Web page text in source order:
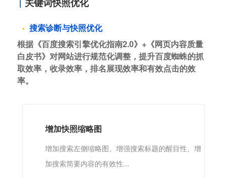
关键词快照优化
搜索诊断与快照优化
根据《百度搜索引擎优化指南2.0》+《网页内容质量
白皮书》对网站进行规范化调整，提升百度蜘蛛的抓
取效率，收录效率，排名展现效率和有效点击的效
率。
增加快照缩略图
增加搜索左侧缩略图、增强搜索标题的醒目性、增
加搜索简要内容的有效性...